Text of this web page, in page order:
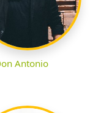
Antonio